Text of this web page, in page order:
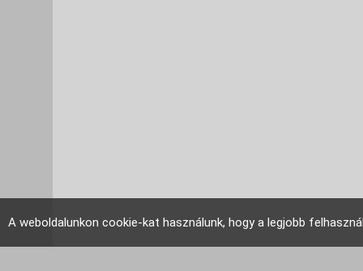
A weboldalunkon cookie-kat használunk, hogy a legjobb